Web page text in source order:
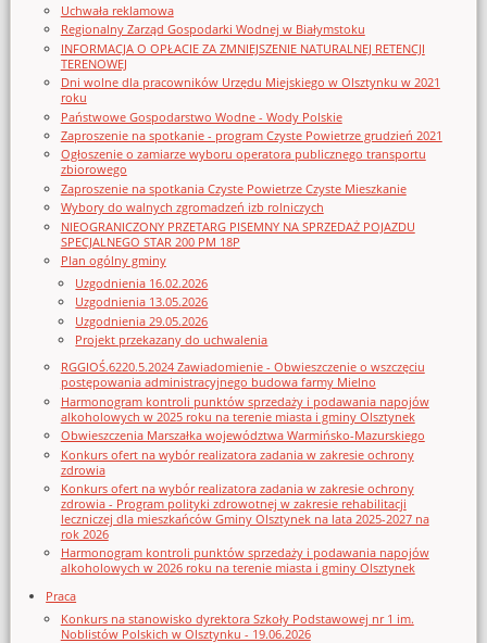
Uchwała reklamowa
Regionalny Zarząd Gospodarki Wodnej w Białymstoku
INFORMACJA O OPŁACIE ZA ZMNIEJSZENIE NATURALNEJ RETENCJI
TERENOWEJ
Dni wolne dla pracowników Urzędu Miejskiego w Olsztynku w 2021
roku
Państwowe Gospodarstwo Wodne - Wody Polskie
Zaproszenie na spotkanie - program Czyste Powietrze grudzień 2021
Ogłoszenie o zamiarze wyboru operatora publicznego transportu
zbiorowego
Zaproszenie na spotkania Czyste Powietrze Czyste Mieszkanie
Wybory do walnych zgromadzeń izb rolniczych
NIEOGRANICZONY PRZETARG PISEMNY NA SPRZEDAŻ POJAZDU
SPECJALNEGO STAR 200 PM 18P
Plan ogólny gminy
Uzgodnienia 16.02.2026
Uzgodnienia 13.05.2026
Uzgodnienia 29.05.2026
Projekt przekazany do uchwalenia
RGGIOŚ.6220.5.2024 Zawiadomienie - Obwieszczenie o wszczęciu
postępowania administracyjnego budowa farmy Mielno
Harmonogram kontroli punktów sprzedaży i podawania napojów
alkoholowych w 2025 roku na terenie miasta i gminy Olsztynek
Obwieszczenia Marszałka województwa Warmińsko-Mazurskiego
Konkurs ofert na wybór realizatora zadania w zakresie ochrony
zdrowia
Konkurs ofert na wybór realizatora zadania w zakresie ochrony
zdrowia - Program polityki zdrowotnej w zakresie rehabilitacji
leczniczej dla mieszkańców Gminy Olsztynek na lata 2025-2027 na
rok 2026
Harmonogram kontroli punktów sprzedaży i podawania napojów
alkoholowych w 2026 roku na terenie miasta i gminy Olsztynek
Praca
Konkurs na stanowisko dyrektora Szkoły Podstawowej nr 1 im.
Noblistów Polskich w Olsztynku - 19.06.2026